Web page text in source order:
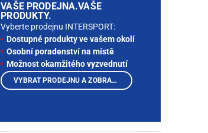
VAŠE PRODEJNA.VAŠE
PRODUKTY.
Vyberte prodejnu INTERSPORT:
Dostupné produkty ve vašem okolí
Osobní poradenství na místě
Možnost okamžitého vyzvednutí
VYBRAT PRODEJNU A ZOBRAZIT PRODUKTY